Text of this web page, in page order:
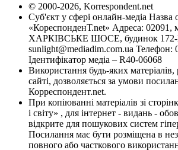
© 2000-2026, Korrespondent.net
Суб'єкт у сфері онлайн-медіа Назва
«КореспонденТ.net» Адреса: 02091,
ХАРКІВСЬКЕ ШОСЕ, будинок 172-
sunlight@mediadim.com.ua Телефон:
Ідентифікатор медіа – R40-06068
Використання будь-яких
сайті, дозволяється за умови
Корреспондент.net.
При копіюванні матеріалів зі
і світу» , для інтернет - видань -
відкрите для пошукових систем
Посилання має бути розміщена в
повного або часткового